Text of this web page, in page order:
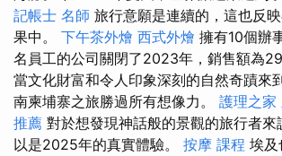
記帳士 名師 旅行意願是連續的，這也反
果中。 下午茶外燴 西式外燴 擁有10個辦
名員工的公司關閉了2023年，銷售額為
當文化財富和令人印象深刻的自然奇蹟來
南柬埔寨之旅勝過所有想像力。 護理之家
推薦 對於想發現神話般的景觀的旅行者來
以是2025年的真實體驗。 按摩 課程 埃及